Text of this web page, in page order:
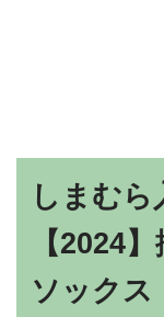
しまむ
【2024
ソックス